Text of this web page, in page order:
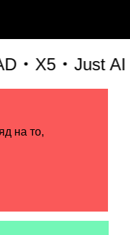
X5 Just AI